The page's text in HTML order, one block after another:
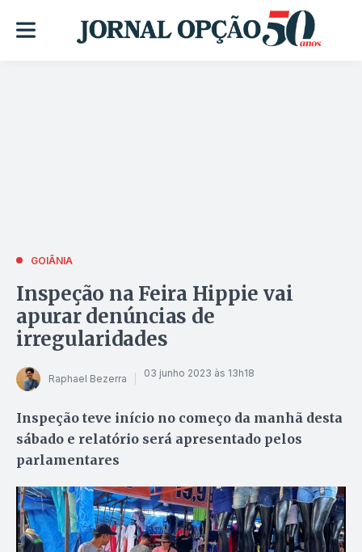
GOIÂNIA
Inspeção na Feira Hippie vai
apurar denúncias de
irregularidades
Raphael Bezerra 03 junho 2023 às 13h18
Inspeção teve início no começo da manhã desta
sábado e relatório será apresentado pelos
parlamentares